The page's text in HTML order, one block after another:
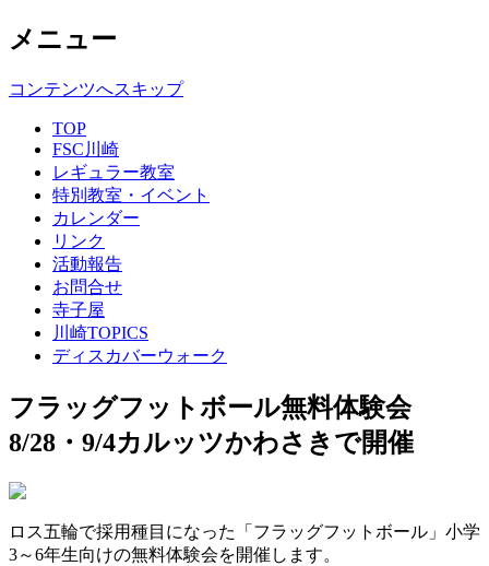
メニュー
コンテンツへスキップ
TOP
FSC川崎
レギュラー教室
特別教室・イベント
カレンダー
リンク
活動報告
お問合せ
寺子屋
川崎TOPICS
ディスカバーウォーク
フラッグフットボール無料体験会
8/28・9/4カルッツかわさきで開催
ロス五輪で採用種目になった「フラッグフットボール」小学
3～6年生向けの無料体験会を開催します。